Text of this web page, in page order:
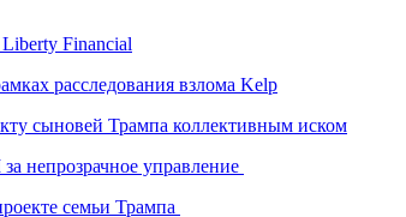
Financial
расследования взлома Kelp
сыновей Трампа коллективным иском
непрозрачное управление
семьи Трампа